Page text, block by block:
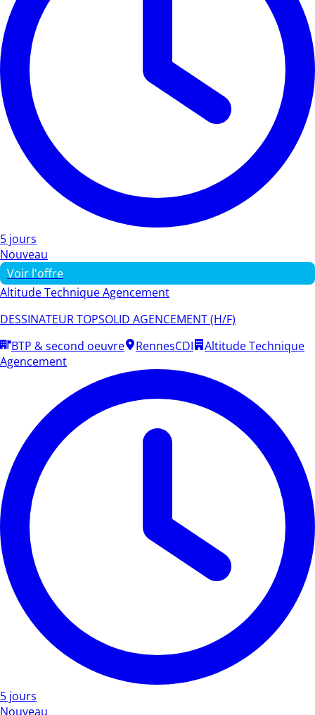
5 jours
Nouveau
Voir l'offre
Altitude Technique Agencement
DESSINATEUR TOPSOLID AGENCEMENT (H/F)
BTP & second oeuvre
RennesCDI
Altitude Technique
Agencement
5 jours
Nouveau